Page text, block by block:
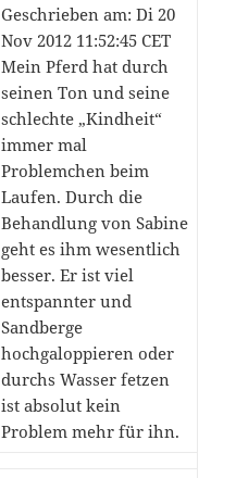
Geschrieben am: Di 20
Nov 2012 11:52:45 CET
Mein Pferd hat durch
seinen Ton und seine
schlechte „Kindheit“
immer mal
Problemchen beim
Laufen. Durch die
Behandlung von Sabine
geht es ihm wesentlich
besser. Er ist viel
entspannter und
Sandberge
hochgaloppieren oder
durchs Wasser fetzen
ist absolut kein
Problem mehr für ihn.